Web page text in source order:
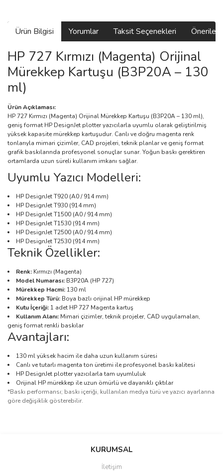
Ürün Bilgisi Yorumlar Taksit Seçenekleri
HP 727 Kırmızı (Magenta) Orijinal
Mürekkep Kartuşu (B3P20A – 130
ml)
Ürün Açıklaması:
HP 727 Kırmızı (Magenta) Orijinal Mürekkep Kartuşu (B3P20A – 130 ml),
geniş format HP DesignJet plotter yazıcılarla uyumlu olarak geliştirilmiş
yüksek kapasite mürekkep kartuşudur. Canlı ve doğru magenta renk
tonlarıyla mimari çizimler, CAD projeleri, teknik planlar ve geniş format
grafik baskılarında profesyonel sonuçlar sunar. Yoğun baskı gerektiren
ortamlarda uzun süreli kullanım imkanı sağlar.
Uyumlu Yazıcı Modelleri:
HP DesignJet T920 (A0 / 914 mm)
HP DesignJet T930 (914 mm)
HP DesignJet T1500 (A0 / 914 mm)
HP DesignJet T1530 (914 mm)
HP DesignJet T2500 (A0 / 914 mm)
HP DesignJet T2530 (914 mm)
Teknik Özellikler:
Renk: Kırmızı (Magenta)
Model Numarası: B3P20A (HP 727)
Mürekkep Hacmi: 130 ml
Mürekkep Türü: Boya bazlı orijinal HP mürekkep
Kutu İçeriği: 1 adet HP 727 Magenta kartuş
Kullanım Alanı: Mimari çizimler, teknik projeler, CAD uygulamaları,
geniş format renkli baskılar
Avantajları:
130 ml yüksek hacim ile daha uzun kullanım süresi
Canlı ve tutarlı magenta ton üretimi ile profesyonel baskı kalitesi
HP DesignJet plotter yazıcılarla tam uyumluluk
Orijinal HP mürekkep ile uzun ömürlü ve dayanıklı çıktılar
*Baskı performansı; baskı içeriği, kullanılan medya türü ve yazıcı ayarlarına
göre değişiklik gösterebilir.
Bu ürüne ilk yorumu siz yapın!
KURUMSAL
İletişim